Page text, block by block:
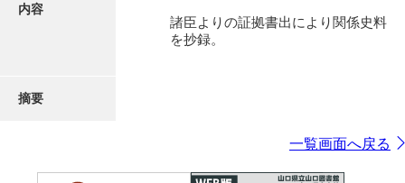
内容
諸臣よりの証拠書出により関係史料
を抄録。
摘要
一覧画面へ戻る